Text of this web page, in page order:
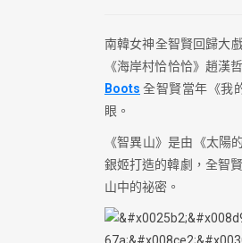
南韓女神全智賢回歸大
《海岸村恰恰恰》趙漢
Boots 全智賢當年《我
眼。
《智異山》是由《太陽
銀姬打造的韓劇，全智
山中的祕密。